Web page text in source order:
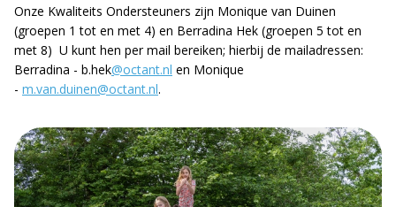
Onze Kwaliteits Ondersteuners zijn Monique van Duinen
(groepen 1 tot en met 4) en Berradina Hek (groepen 5 tot en
met 8) U kunt hen per mail bereiken; hierbij de mailadressen:
Berradina - b.hek@octant.nl en Monique
- m.van.duinen@octant.nl.